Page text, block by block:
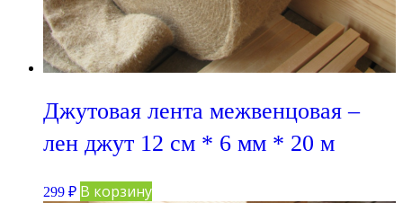
Джутовая лента межвенцовая –
лен джут 12 см * 6 мм * 20 м
299 ₽ В корзину